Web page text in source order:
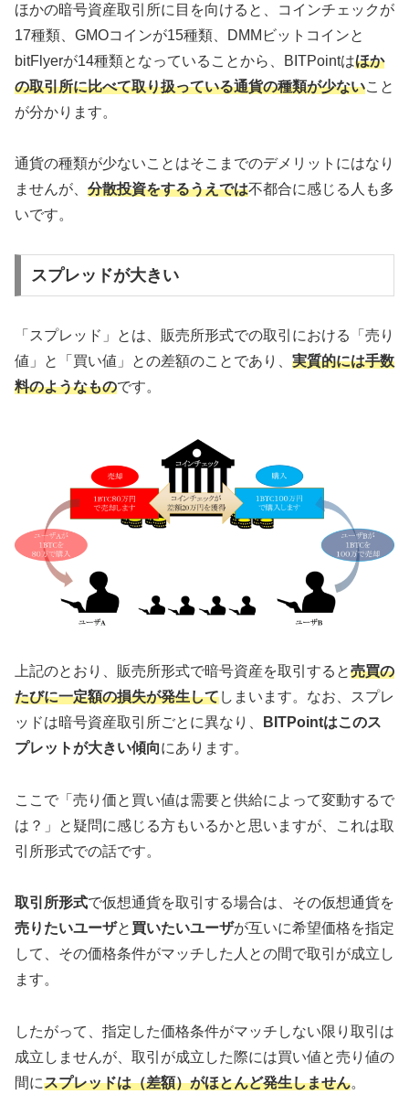
ほかの暗号資産取引所に目を向けると、コインチェックが
17種類、GMOコインが15種類、DMMビットコインと
bitFlyerが14種類となっていることから、BITPointはほか
の取引所に比べて取り扱っている通貨の種類が少ないこと
が分かります。
通貨の種類が少ないことはそこまでのデメリットにはなり
ませんが、 分散投資をするうえでは不都合に感じる人も多
いです。
スプレッドが大きい
「スプレッド」とは、販売所形式での取引における「売り
値」と「買い値」との差額のことであり、 実質的には手数
料のようなものです。
上記のとおり、販売所形式で暗号資産を取引すると売買の
たびに一定額の損失が発生してしまいます。なお、スプレ
ッドは暗号資産取引所ごとに異なり、
BITPointはこのス
プレットが大きい傾向にあります。
ここで「売り価と買い値は需要と供給によって変動するで
は？」と疑問に感じる方もいるかと思いますが、これは取
引所形式での話です。
取引所形式で仮想通貨を取引する場合は、その仮想通貨を
売りたいユーザと 買いたいユーザが互いに希望価格を指定
して、その価格条件がマッチした人との間で取引が成立し
ます。
したがって、指定した価格条件がマッチしない限り取引は
成立しませんが、取引が成立した際には買い値と売り値の
間にスプレッドは（差額）がほとんど発生しません。